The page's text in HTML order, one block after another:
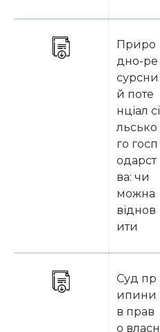
Приро
дно-ре
сурсни
й поте
нціал сі
льсько
го госп
одарст
ва: чи
можна
віднов
ити
Суд пр
ипини
в прав
о власн